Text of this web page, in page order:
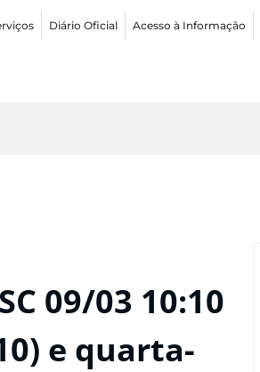
Diário Oficial Acesso à Informação
09/03 10:10
e quarta-